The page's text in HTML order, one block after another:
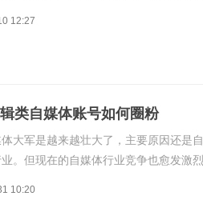
去了，不少个人自媒体大号也相继停
12:27
类自媒体账号如何圈粉
大军是越来越壮大了，主要原因还是
业。但现在的自媒体行业竞争也愈发激
10:20